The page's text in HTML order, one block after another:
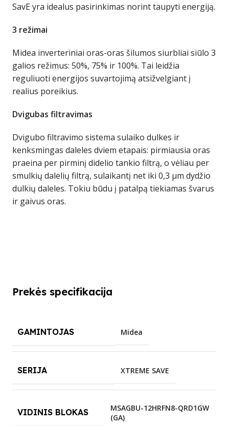
SavE yra idealus pasirinkimas norint taupyti energiją.
3 režimai
Midea inverteriniai oras-oras šilumos siurbliai siūlo 3
galios režimus: 50%, 75% ir 100%. Tai leidžia
reguliuoti energijos suvartojimą atsižvelgiant į
realius poreikius.
Dvigubas filtravimas
Dvigubo filtravimo sistema sulaiko dulkes ir
kenksmingas daleles dviem etapais: pirmiausia oras
praeina per pirminį didelio tankio filtrą, o vėliau per
smulkių dalelių filtrą, sulaikantį net iki 0,3 μm dydžio
dulkių daleles. Tokiu būdu į patalpą tiekiamas švarus
ir gaivus oras.
Prekės specifikacija
GAMINTOJAS Midea
SERIJA XTREME SAVE
VIDINIS BLOKAS
MSAGBU-12HRFN8-QRD1GW
(GA)